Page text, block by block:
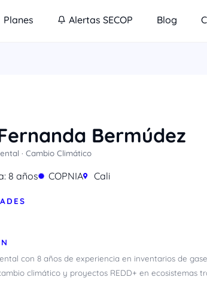
Planes Alertas SECOP Blog
Bermúdez
· Cambio Climático
8 años COPNIA Cali
con 8 años de experiencia en inventarios de
climático y proyectos REDD+ en ecosistemas